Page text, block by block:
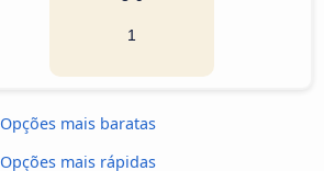
1
Opções mais baratas
Opções mais rápidas